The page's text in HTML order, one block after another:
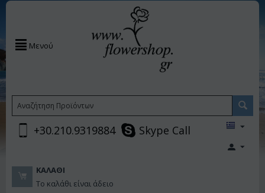
Μενού
+30.210.9319884 Skype Call
ΚΑΛΆΘΙ
Το καλάθι είναι άδειο